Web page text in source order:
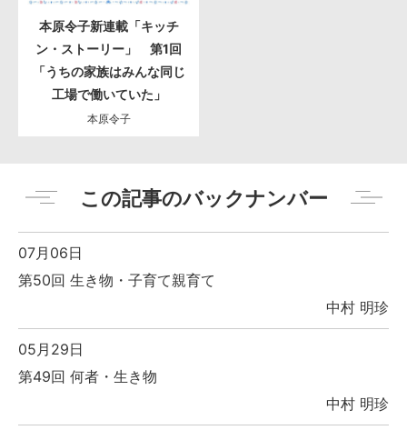
本原令子新連載「キッチ
ン・ストーリー」 第1回
「うちの家族はみんな同じ
工場で働いていた」
本原令子
この記事のバックナンバー
07月06日
第50回 生き物・子育て親育て
中村 明珍
05月29日
第49回 何者・生き物
中村 明珍